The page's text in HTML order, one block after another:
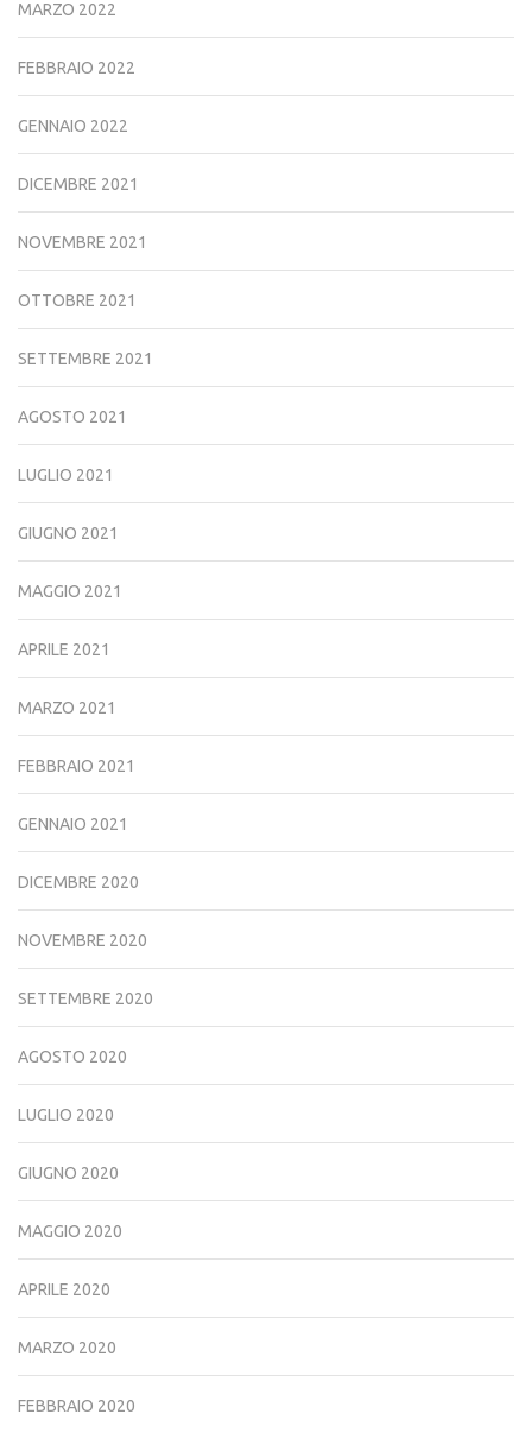
MARZO 2022
FEBBRAIO 2022
GENNAIO 2022
DICEMBRE 2021
NOVEMBRE 2021
OTTOBRE 2021
SETTEMBRE 2021
AGOSTO 2021
LUGLIO 2021
GIUGNO 2021
MAGGIO 2021
APRILE 2021
MARZO 2021
FEBBRAIO 2021
GENNAIO 2021
DICEMBRE 2020
NOVEMBRE 2020
SETTEMBRE 2020
AGOSTO 2020
LUGLIO 2020
GIUGNO 2020
MAGGIO 2020
APRILE 2020
MARZO 2020
FEBBRAIO 2020